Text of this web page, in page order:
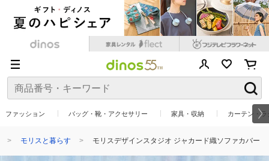
ファッション バッグ・靴・アクセサリー 家具・収納 カーテン・
モリスと暮らす モリスデザインスタジオ ジャカード織ソファカバー